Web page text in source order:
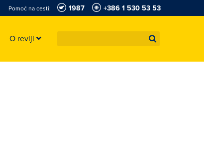
Pomoč na cesti: 1987 +386 1 530 53 53
O reviji